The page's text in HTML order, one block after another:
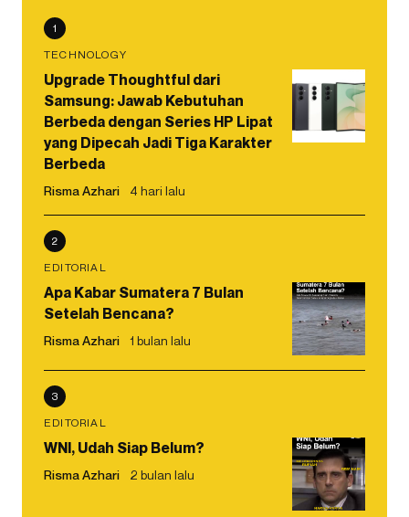
1
TECHNOLOGY
Upgrade Thoughtful dari
Samsung: Jawab Kebutuhan
Berbeda dengan Series HP Lipat
yang Dipecah Jadi Tiga Karakter
Berbeda
Risma Azhari 4 hari lalu
2
EDITORIAL
Apa Kabar Sumatera 7 Bulan
Setelah Bencana?
Risma Azhari 1 bulan lalu
3
EDITORIAL
WNI, Udah Siap Belum?
Risma Azhari 2 bulan lalu